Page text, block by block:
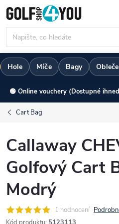
Přejít
na
obsah
Hole Míče Bagy
🟢 Online vouchery (Dostupné
Cart Bag
Callaway
Golfový Cart
Modrý
1 hodnocení